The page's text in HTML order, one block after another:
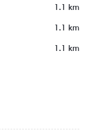
1.1 km
1.1 km
1.1 km